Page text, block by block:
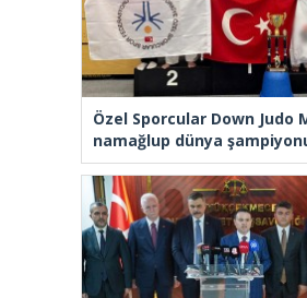
Özel Sporcular Down Judo
namağlup dünya